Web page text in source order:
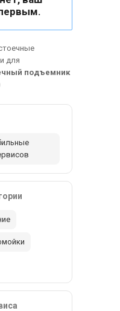
для
подъемник